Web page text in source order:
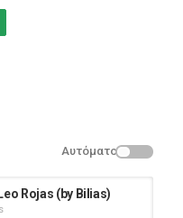
Αυτόματο
Rojas (by Bilias)